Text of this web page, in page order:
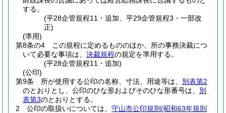
する。
(平28企管規程11・追加、平29企管規程3・一部改
正)
(準用)
第8条の4
この規程に定めるもののほか、所の事務決裁につ
いて必要な事項は、 決裁規程の規定を準用する。
(平28企管規程11・追加)
(公印)
第9条
所が使用する公印の名称、寸法、用途等は、 別表第2
のとおりとし、公印のひな形およびそのひな形番号は、 別
表第3のとおりとする。
2
公印の取扱いについては、 守山市公印規則 (昭和63年規則